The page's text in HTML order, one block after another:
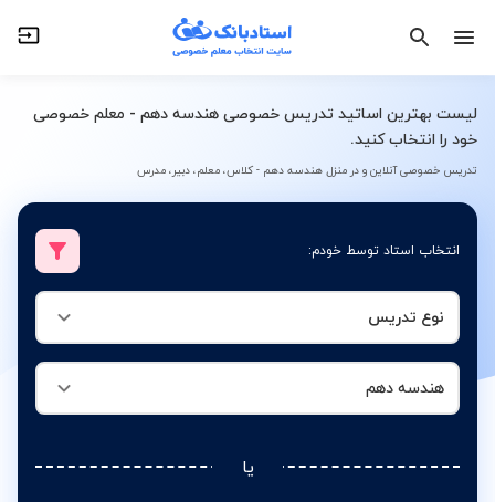
لیست بهترین اساتید تدریس خصوصی هندسه دهم - معلم خصوصی
خود را انتخاب کنید.
تدریس خصوصی آنلاین و در منزل هندسه دهم - کلاس، معلم، دبیر، مدرس
انتخاب استاد توسط خودم:
نوع تدریس
هندسه دهم
یا
هندسه دهم